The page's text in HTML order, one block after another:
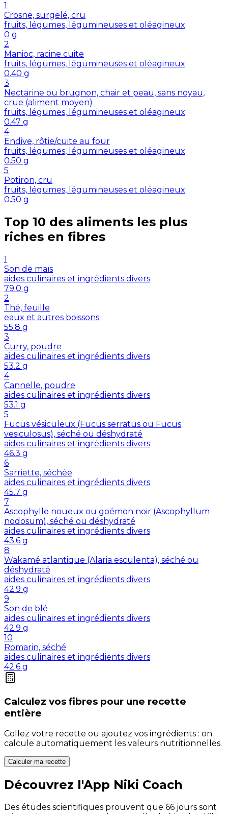
1
Crosne, surgelé, cru
fruits, légumes, légumineuses et oléagineux
0 g
2
Manioc, racine cuite
fruits, légumes, légumineuses et oléagineux
0.40 g
3
Nectarine ou brugnon, chair et peau, sans noyau,
crue (aliment moyen)
fruits, légumes, légumineuses et oléagineux
0.47 g
4
Endive, rôtie/cuite au four
fruits, légumes, légumineuses et oléagineux
0.50 g
5
Potiron, cru
fruits, légumes, légumineuses et oléagineux
0.50 g
Top 10 des aliments les plus
riches en fibres
1
Son de maïs
aides culinaires et ingrédients divers
79.0 g
2
Thé, feuille
eaux et autres boissons
55.8 g
3
Curry, poudre
aides culinaires et ingrédients divers
53.2 g
4
Cannelle, poudre
aides culinaires et ingrédients divers
53.1 g
5
Fucus vésiculeux (Fucus serratus ou Fucus
vesiculosus), séché ou déshydraté
aides culinaires et ingrédients divers
46.3 g
6
Sarriette, séchée
aides culinaires et ingrédients divers
45.7 g
7
Ascophylle noueux ou goémon noir (Ascophyllum
nodosum), séché ou déshydraté
aides culinaires et ingrédients divers
43.6 g
8
Wakamé atlantique (Alaria esculenta), séché ou
déshydraté
aides culinaires et ingrédients divers
42.9 g
9
Son de blé
aides culinaires et ingrédients divers
42.9 g
10
Romarin, séché
aides culinaires et ingrédients divers
42.6 g
Calculez vos fibres pour une recette
entière
Collez votre recette ou ajoutez vos ingrédients : on
calcule automatiquement les valeurs nutritionnelles.
Calculer ma recette
Découvrez l'App Niki Coach
Des études scientifiques prouvent que 66 jours sont